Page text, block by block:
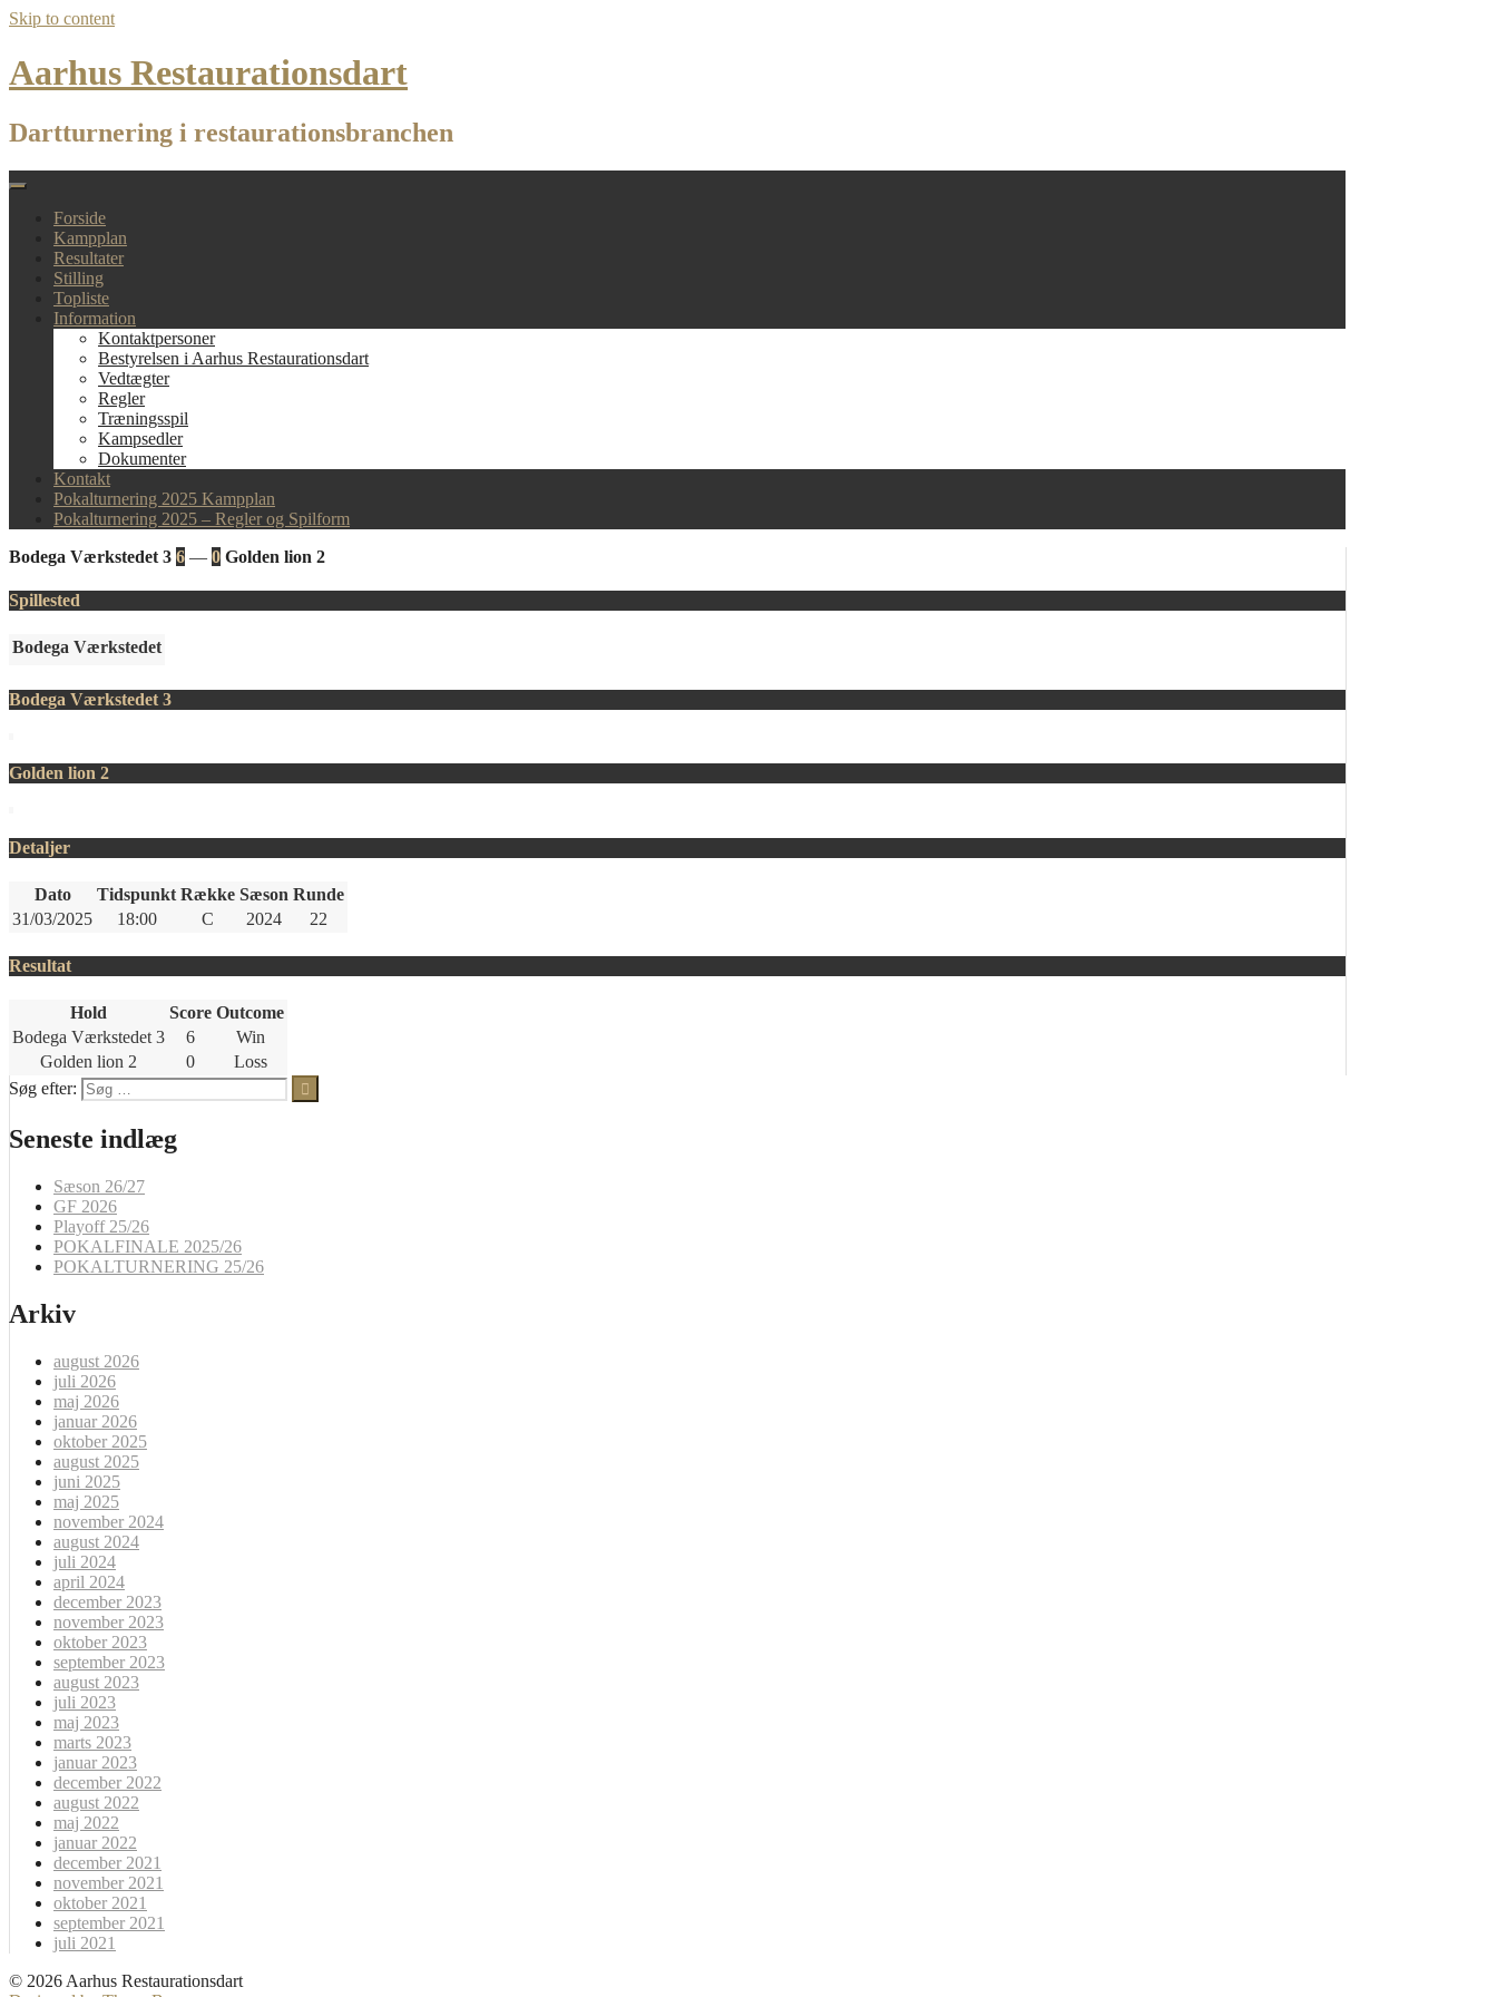
Skip to content
Aarhus Restaurationsdart
Dartturnering i restaurationsbranchen
Forside
Kampplan
Resultater
Stilling
Topliste
Information
Kontaktpersoner
Bestyrelsen i Aarhus Restaurationsdart
Vedtægter
Regler
Træningsspil
Kampsedler
Dokumenter
Kontakt
Pokalturnering 2025 Kampplan
Pokalturnering 2025 – Regler og Spilform
Bodega Værkstedet 3 6 — 0 Golden lion 2
Spillested
Bodega Værkstedet
Bodega Værkstedet 3
Golden lion 2
Detaljer
Dato Tidspunkt Række Sæson Runde
31/03/2025
18:00 C 2024 22
Resultat
Hold Score Outcome
Bodega Værkstedet 3
6
Win
Golden lion 2
0
Loss
Søg efter:
Seneste indlæg
Sæson 26/27
GF 2026
Playoff 25/26
POKALFINALE 2025/26
POKALTURNERING 25/26
Arkiv
august 2026
juli 2026
maj 2026
januar 2026
oktober 2025
august 2025
juni 2025
maj 2025
november 2024
august 2024
juli 2024
april 2024
december 2023
november 2023
oktober 2023
september 2023
august 2023
juli 2023
maj 2023
marts 2023
januar 2023
december 2022
august 2022
maj 2022
januar 2022
december 2021
november 2021
oktober 2021
september 2021
juli 2021
© 2026 Aarhus Restaurationsdart